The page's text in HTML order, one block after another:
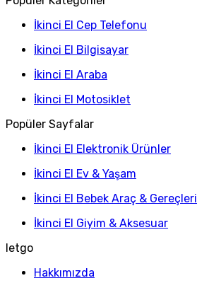
İkinci El Cep Telefonu
İkinci El Bilgisayar
İkinci El Araba
İkinci El Motosiklet
Popüler Sayfalar
İkinci El Elektronik Ürünler
İkinci El Ev & Yaşam
İkinci El Bebek Araç & Gereçleri
İkinci El Giyim & Aksesuar
letgo
Hakkımızda